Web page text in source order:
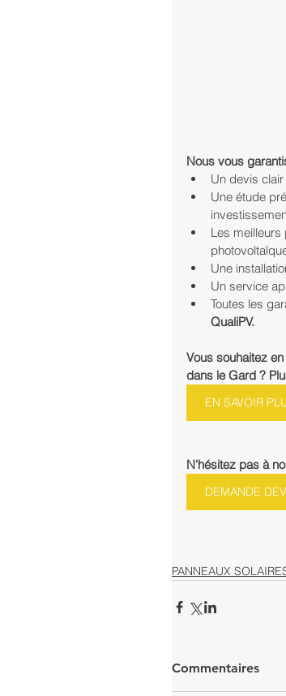
Nous vous
Un devis
Une étude
Les
Une
Un service
Toutes les
QualiPV.
Vous souhaitez
dans le Gard ?
EN SAVOIR
N'hésitez pas à
DEMANDE
PANNEAUX
Commentaires